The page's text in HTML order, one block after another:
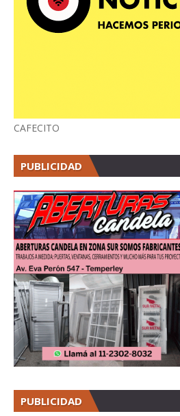
CAFECITO
PUBLICIDAD
PUBLICIDAD